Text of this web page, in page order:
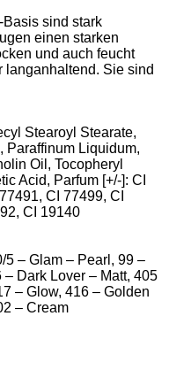
sind stark
einen starken
und auch feucht
langanhaltend. Sie sind
Stearoyl Stearate,
Paraffinum Liquidum,
Oil, Tocopheryl
Acid, Parfum [+/-]: CI
CI 77499, CI
CI 19140
5 – Glam – Pearl, 99 –
– Dark Lover – Matt, 405
– Glow, 416 – Golden
– Cream